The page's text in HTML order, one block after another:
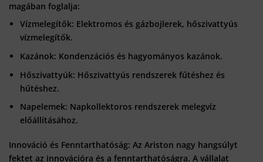
magában foglalja:
Vízmelegítők: Elektromos és gázbojlerek, hőszivattyús
vízmelegítők.
Kazánok: Kondenzációs és hagyományos kazánok.
Hőszivattyúk: Hőszivattyús rendszerek fűtéshez és
hűtéshez.
Napelemek: Napkollektoros rendszerek melegvíz
előállításához.
Innováció és Fenntarthatóság: Az Ariston nagy hangsúlyt
fektet az innovációra és a fenntarthatóságra. A vállalat